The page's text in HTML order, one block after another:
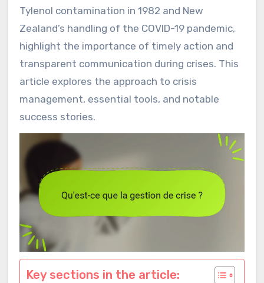
Tylenol contamination in 1982 and New
Zealand’s handling of the COVID-19 pandemic,
highlight the importance of timely action and
transparent communication during crises. This
article explores the approach to crisis
management, essential tools, and notable
success stories.
Key sections in the article: